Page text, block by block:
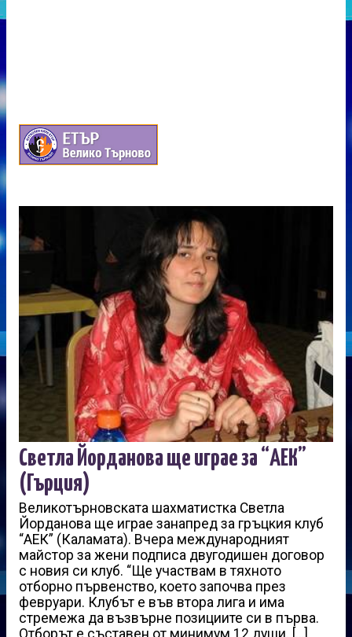
Светла Йорданова ще играе за “АЕК”
(Гърция)
Великотърновската шахматистка Светла
Йорданова ще играе занапред за гръцкия клуб
“АЕК” (Каламата). Вчера международният
майстор за жени подписа двугодишен договор
с новия си клуб. “Ще участвам в тяхното
отборно първенство, което започва през
февруари. Клубът е във втора лига и има
стремежа да възвърне позициите си в първа.
Отборът е съставен от минимум 12 души. […]